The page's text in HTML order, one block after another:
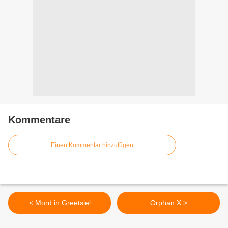
Kommentare
Einen Kommentar hinzufügen
< Mord in Greetsiel Orphan X >